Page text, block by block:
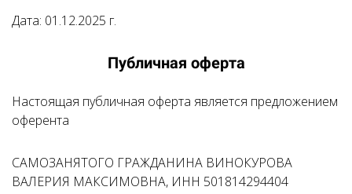
Дата: 01.12.2025 г.
Публичная оферта
Настоящая публичная оферта является предложением
оферента
САМОЗАНЯТОГО ГРАЖДАНИНА ВИНОКУРОВА
ВАЛЕРИЯ МАКСИМОВНА, ИНН 501814294404